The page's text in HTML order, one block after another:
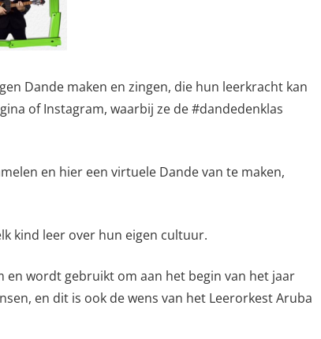
Dande maken en zingen, die hun leerkracht kan
of Instagram, waarbij ze de #dandedenklas
en hier een virtuele Dande van te maken,
kind leer over hun eigen cultuur.
en wordt gebruikt om aan het begin van het jaar
en dit is ook de wens van het Leerorkest Aruba